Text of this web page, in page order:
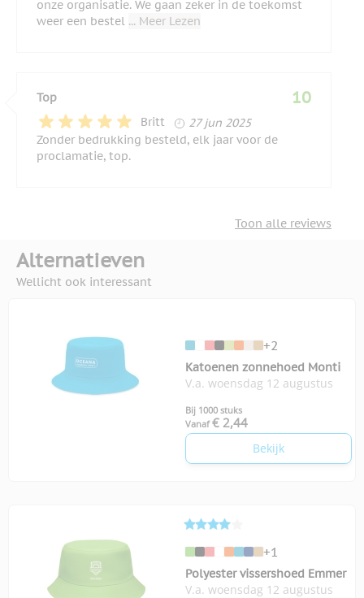
onze organisatie. We gaan zeker in de toekomst
weer een bestel ... Meer Lezen
Top
Britt
27 juni 2025
27 jun 2025
10
Zonder bedrukking besteld, elk jaar voor de
proclamatie, top.
Toon alle reviews
Alternatieven
Wellicht ook interessant
+2
Katoenen zonnehoed Monti
V.a. woensdag 12 augustus
Bij 1000 stuks
Vanaf € 2,44
Bekijk
+1
Polyester vissershoed Emmer
V.a. woensdag 12 augustus